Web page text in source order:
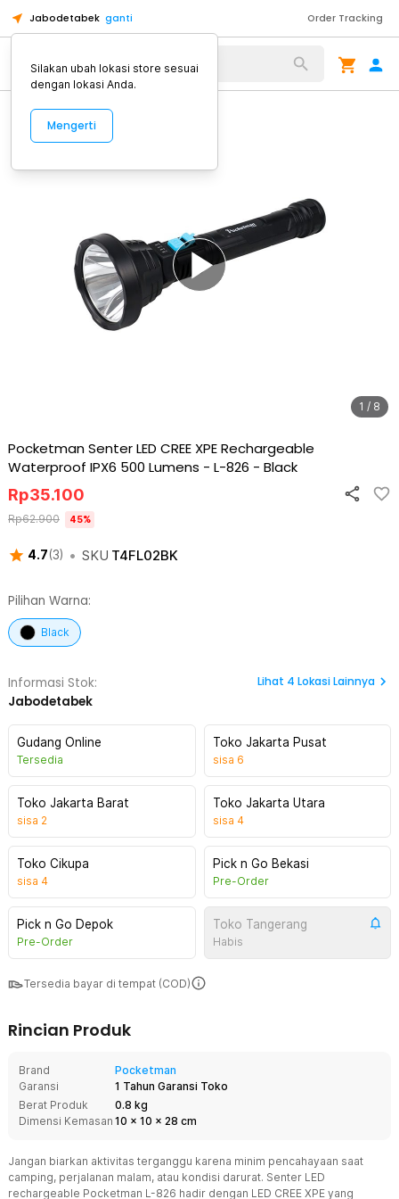
Jabodetabek ganti Order Tracking
Alat Kopi
1 / 8
Pocketman Senter LED CREE XPE Rechargeable
Waterproof IPX6 500 Lumens - L-826 - Black
4.7(3) • SKU T4FL02BK
Rp35.100
Rp62.900 45%
Pilihan Warna:
Black
Informasi Stok:
Jabodetabek
Lihat 4 Lokasi Lainnya
Gudang Online
Tersedia
Toko Jakarta Pusat
sisa 6
Toko Jakarta Barat
sisa 2
Toko Jakarta Utara
sisa 4
Toko Cikupa
sisa 4
Pick n Go Bekasi
Pre-Order
Pick n Go Depok
Pre-Order
Toko Tangerang
Habis
Tersedia bayar di tempat (COD)
Rincian Produk
Brand
Pocketman
Garansi
1 Tahun Garansi Toko
Berat Produk
0.8 kg
Dimensi Kemasan 10 x 10 x 28 cm
Jangan biarkan aktivitas terganggu karena minim pencahayaan saat
camping, perjalanan malam, atau kondisi darurat. Senter LED
rechargeable Pocketman L-826 hadir dengan LED CREE XPE yang
Silakan ubah lokasi store sesuai
dengan lokasi Anda.
Mengerti